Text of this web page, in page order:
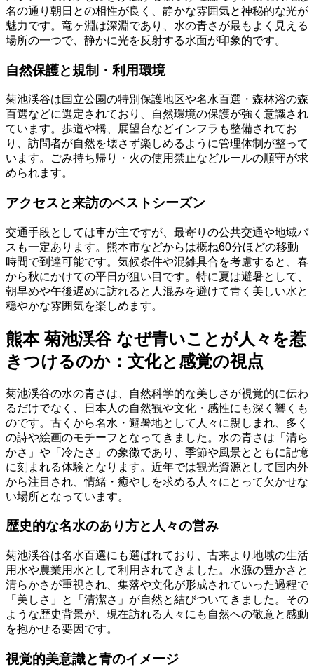
名の通り朝日との相性が良く、静かな雰囲気と神秘的な光が
魅力です。竜ヶ淵は深淵であり、水の青さが最もよく見える
場所の一つで、静かに光を反射する水面が印象的です。
自然保護と規制・利用環境
菊池渓谷は国立公園の特別保護地区や名水百選・森林浴の森
百選などに選定されており、自然環境の保護が強く意識され
ています。歩道や橋、展望台などインフラも整備されてお
り、訪問者が自然を壊さず楽しめるように管理体制が整って
います。ごみ持ち帰り・火の使用禁止などルールの順守が求
められます。
アクセスと来訪のベストシーズン
交通手段としては車が主ですが、最寄りの公共交通や地域バ
スも一定あります。熊本市などからは概ね60分ほどの移動
時間で到達可能です。気候条件や混雑具合を考慮すると、春
から秋にかけての平日が狙い目です。特に夏は避暑として、
朝早めや午後遅めに訪れると人混みを避けて青く美しい水と
穏やかな雰囲気を楽しめます。
熊本 菊池渓谷 なぜ青いことが人々を惹
きつけるのか：文化と感覚の視点
菊池渓谷の水の青さは、自然科学的な美しさが視覚的に伝わ
るだけでなく、日本人の自然観や文化・感性にも深く響くも
のです。古くから名水・避暑地として人々に親しまれ、多く
の詩や絵画のモチーフとなってきました。水の青さは「清ら
かさ」や「冷たさ」の象徴であり、季節や風景とともに記憶
に刻まれる体験となります。近年では観光資源として国内外
から注目され、情緒・癒やしを求める人々にとって欠かせな
い場所となっています。
歴史的な名水のあり方と人々の営み
菊池渓谷は名水百選にも選ばれており、古来より地域の生活
用水や農業用水として利用されてきました。水源の豊かさと
清らかさが重視され、集落や文化が形成されていった過程で
「美しさ」と「清潔さ」が自然と結びついてきました。その
ような歴史背景が、現在訪れる人々にも自然への敬意と感動
を抱かせる要因です。
視覚的美意識と青のイメージ